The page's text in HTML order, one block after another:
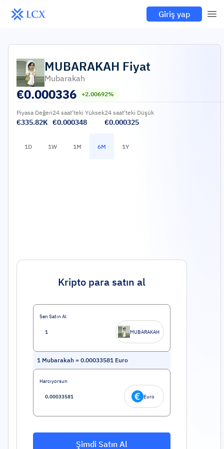
Giriş yap
MUBARAKAH Fiyat
Mubarakah
€0.000336 +2.00692%
Piyasa Değeri
€335.82K
24 saat'teki Yüksek
€0.000348
24 saat'teki Düşük
€0.000325
1D 1W 1M 6M 1Y
Kripto para satın al
Sen Satın Al
MUBARAKAH
1 Mubarakah = 0.00033581 Euro
Harcıyorsun
Euro
Şimdi Satın Al